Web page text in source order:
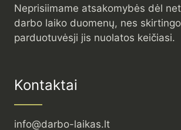
Neprisiimame atsakomybės dėl
darbo laiko duomenų, nes
parduotuvėsji jis nuolatos keičiasi.
Kontaktai
info@darbo-laikas.lt